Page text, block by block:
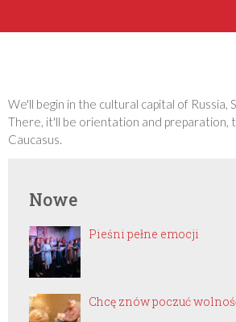
We'll begin in the cultural capital of Russia,
There, it'll be orientation and preparation,
Caucasus.
Nowe
Pieśni pełne emocji
Chcę znów poczuć